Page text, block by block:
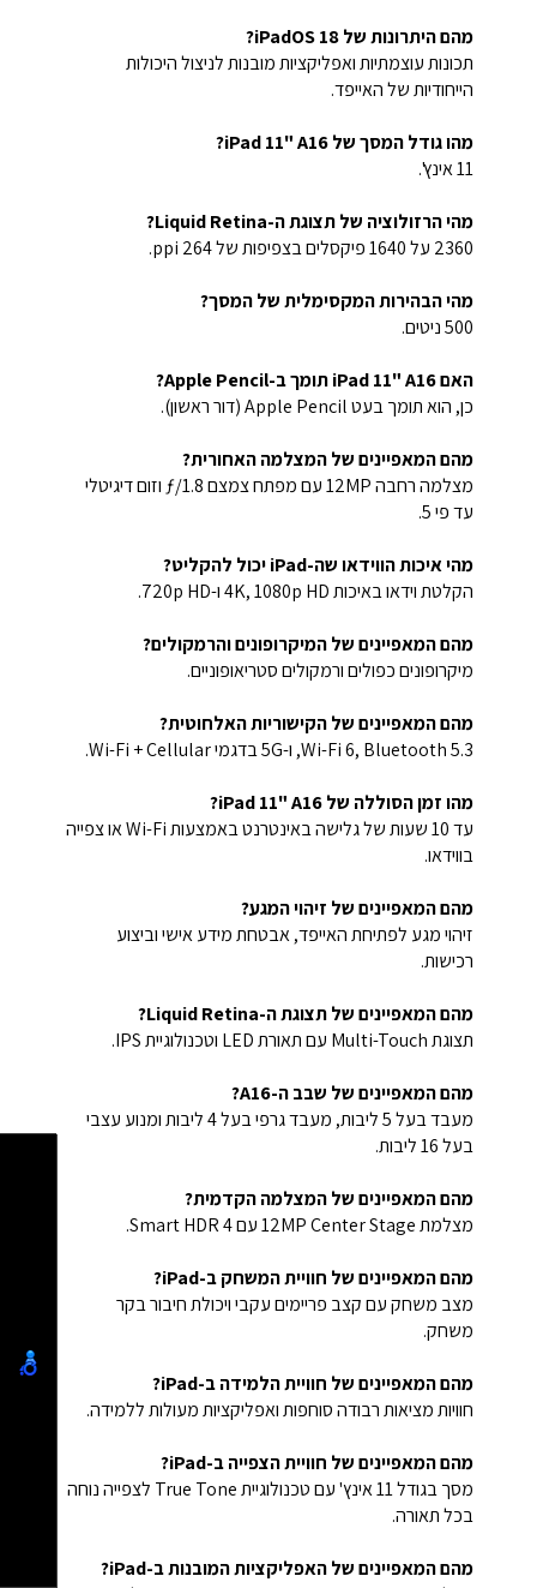
מהם היתרונות של iPadOS 18?
תכונות עוצמתיות ואפליקציות מובנות לניצול היכולות
הייחודיות של האייפד.
מהו גודל המסך של iPad 11" A16?
11 אינץ'.
מהי הרזולוציה של תצוגת ה-Liquid Retina?
2360 על 1640 פיקסלים בצפיפות של 264 ppi.
מהי הבהירות המקסימלית של המסך?
500 ניטים.
האם iPad 11" A16 תומך ב-Apple Pencil?
כן, הוא תומך בעט Apple Pencil (דור ראשון).
מהם המאפיינים של המצלמה האחורית?
מצלמה רחבה 12MP עם מפתח צמצם ƒ/1.8 וזום דיגיטלי
עד פי 5.
מהי איכות הווידאו שה-iPad יכול להקליט?
הקלטת וידאו באיכות 4K, 1080p HD ו-720p HD.
מהם המאפיינים של המיקרופונים והרמקולים?
מיקרופונים כפולים ורמקולים סטריאופוניים.
מהם המאפיינים של הקישוריות האלחוטית?
Wi-Fi 6, Bluetooth 5.3, ו-5G בדגמי Wi-Fi + Cellular.
מהו זמן הסוללה של iPad 11" A16?
עד 10 שעות של גלישה באינטרנט באמצעות Wi-Fi או צפייה
בווידאו.
מהם המאפיינים של זיהוי המגע?
זיהוי מגע לפתיחת האייפד, אבטחת מידע אישי וביצוע
רכישות.
מהם המאפיינים של תצוגת ה-Liquid Retina?
תצוגת Multi-Touch עם תאורת LED וטכנולוגיית IPS.
מהם המאפיינים של שבב ה-A16?
מעבד בעל 5 ליבות, מעבד גרפי בעל 4 ליבות ומנוע עצבי
בעל 16 ליבות.
מהם המאפיינים של המצלמה הקדמית?
מצלמת 12MP Center Stage עם Smart HDR 4.
מהם המאפיינים של חוויית המשחק ב-iPad?
מצב משחק עם קצב פריימים עקבי ויכולת חיבור בקר
משחק.
מהם המאפיינים של חוויית הלמידה ב-iPad?
חוויות מציאות רבודה סוחפות ואפליקציות מעולות ללמידה.
מהם המאפיינים של חוויית הצפייה ב-iPad?
מסך בגודל 11 אינץ' עם טכנולוגיית True Tone לצפייה נוחה
בכל תאורה.
מהם המאפיינים של האפליקציות המובנות ב-iPad?